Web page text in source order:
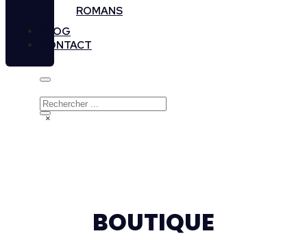
ROMANS
BLOG
CONTACT
Rechercher
×
BOUTIQUE